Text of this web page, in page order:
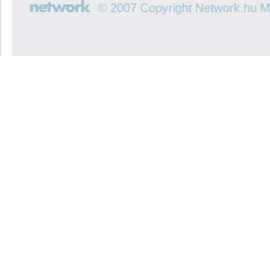
© 2007 Copyright Network.hu